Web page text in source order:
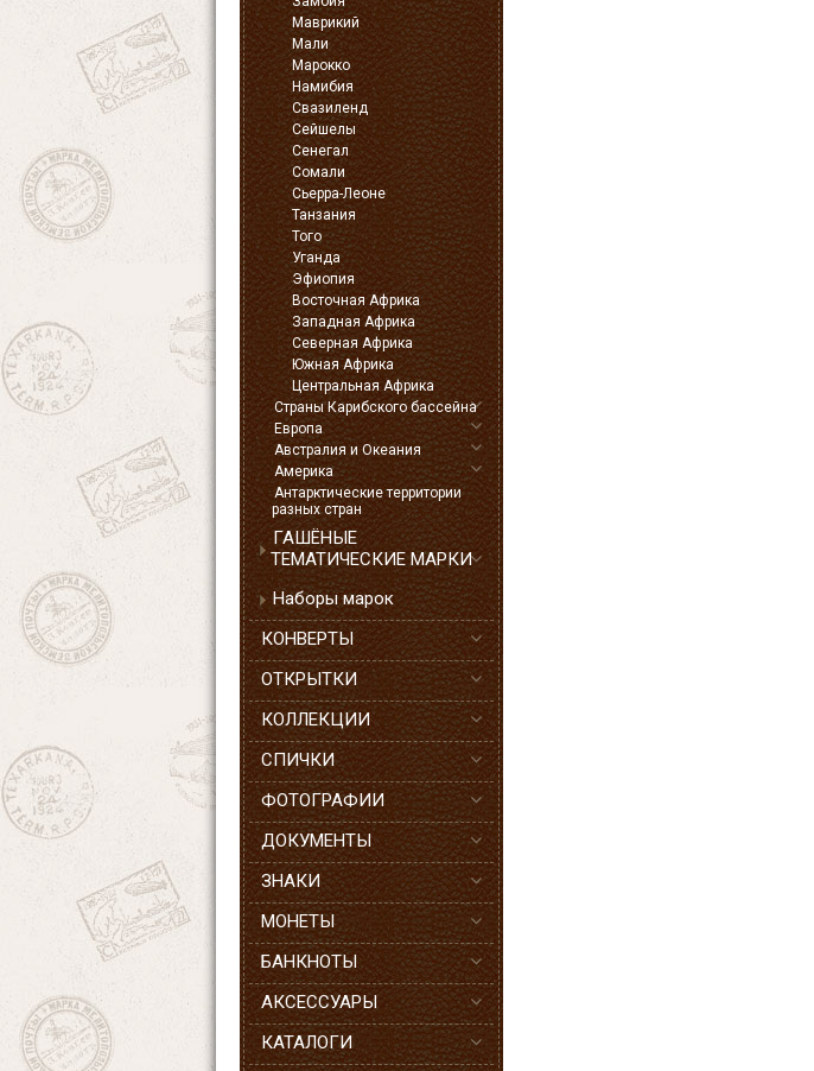
Маврикий
Мали
Марокко
Намибия
Свазиленд
Сейшелы
Сенегал
Сомали
Сьерра-Леоне
Танзания
Того
Уганда
Эфиопия
Восточная Африка
Западная Африка
Северная Африка
Южная Африка
Центральная Африка
Страны Карибского бассейна
Европа
Австралия и Океания
Америка
Антарктические территории
разных стран
ГАШЁНЫЕ
ТЕМАТИЧЕСКИЕ МАРКИ
Наборы марок
КОНВЕРТЫ
ОТКРЫТКИ
КОЛЛЕКЦИИ
СПИЧКИ
ФОТОГРАФИИ
ДОКУМЕНТЫ
ЗНАКИ
МОНЕТЫ
БАНКНОТЫ
АКСЕССУАРЫ
КАТАЛОГИ